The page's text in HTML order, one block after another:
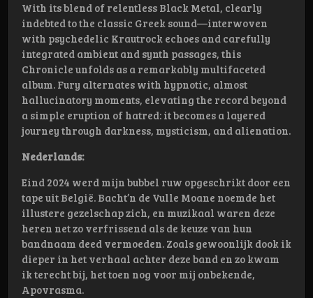
With its blend of relentless Black Metal, clearly
indebted to the classic Greek sound—interwoven
with psychedelic Krautrock echoes and carefully
integrated ambient and synth passages, this
Chronicle unfolds as a remarkably multifaceted
album. Fury alternates with hypnotic, almost
hallucinatory moments, elevating the record beyond
a simple eruption of hatred: it becomes a layered
journey through darkness, mysticism, and alienation.
Nederlands:
Eind 2024 werd mijn bubbel ruw opgeschrikt door een
tape uit België. Bacht’n de Vulle Moane noemde het
illustere gezelschap zich, en muzikaal waren deze
heren net zo verfrissend als de keuze van hun
bandnaam deed vermoeden. Zoals gewoonlijk dook ik
dieper in het verhaal achter deze band en zo kwam
ik terecht bij, het toen nog voor mij onbekende,
Apovrasma.